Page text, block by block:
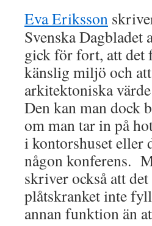
Eva Eriksson
Svenska Dagbladet
gick för fort, att det
känslig miljö och att
arkitektoniska
Den kan man dock
om man tar in på
i kontorshuset eller
någon konferens.
skriver också att
plåtskranket inte
annan funktion än